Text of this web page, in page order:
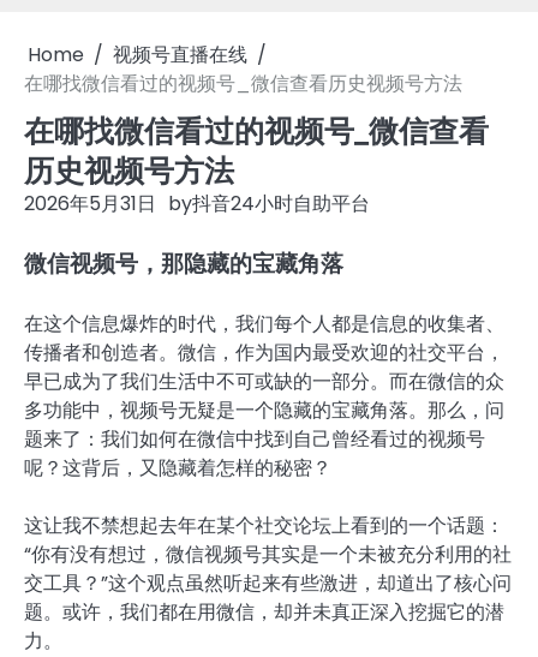
Home
视频号直播在线
在哪找微信看过的视频号_微信查看历史视频号方法
在哪找微信看过的视频号_微信查看
历史视频号方法
2026年5月31日 by抖音24小时自助平台
微信视频号，那隐藏的宝藏角落
在这个信息爆炸的时代，我们每个人都是信息的收集者、
传播者和创造者。微信，作为国内最受欢迎的社交平台，
早已成为了我们生活中不可或缺的一部分。而在微信的众
多功能中，视频号无疑是一个隐藏的宝藏角落。那么，问
题来了：我们如何在微信中找到自己曾经看过的视频号
呢？这背后，又隐藏着怎样的秘密？
这让我不禁想起去年在某个社交论坛上看到的一个话题：
“你有没有想过，微信视频号其实是一个未被充分利用的社
交工具？”这个观点虽然听起来有些激进，却道出了核心问
题。或许，我们都在用微信，却并未真正深入挖掘它的潜
力。